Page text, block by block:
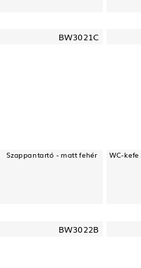
BW3021C
Szappantartó - matt fehér
WC-
BW3022B